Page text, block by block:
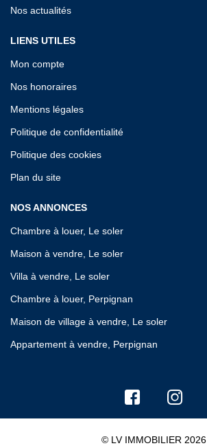
Nos actualités
LIENS UTILES
Mon compte
Nos honoraires
Mentions légales
Politique de confidentialité
Politique des cookies
Plan du site
NOS ANNONCES
Chambre à louer, Le soler
Maison à vendre, Le soler
Villa à vendre, Le soler
Chambre à louer, Perpignan
Maison de village à vendre, Le soler
Appartement à vendre, Perpignan
© LV IMMOBILIER 2026